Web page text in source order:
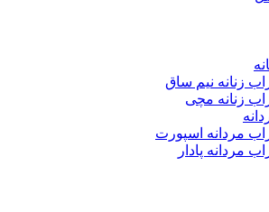
زنانه نیم ساق
زنانه مچی
مردانه اسپورت
مردانه پادار